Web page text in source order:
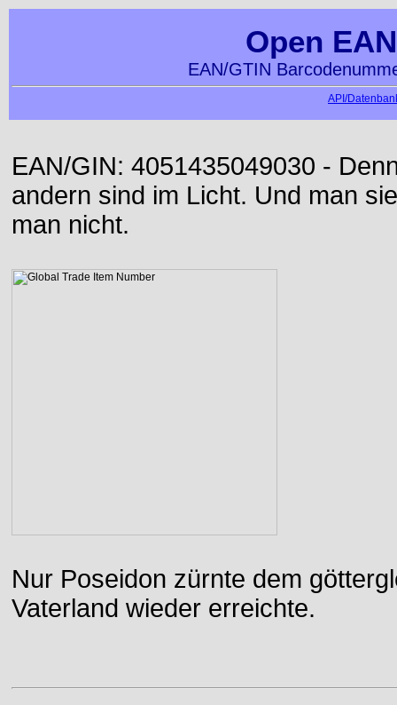
Open
EAN/GTIN
API/
EAN/GIN: 4051435049030 -
andern sind im Licht. Und man
man nicht.
Nur Poseidon zürnte dem
Vaterland wieder erreichte.